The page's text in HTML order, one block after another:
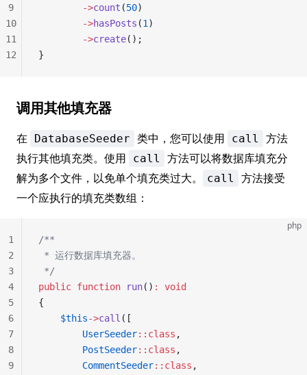
        ->
count (50)
        ->
hasPosts (1 )
        ->
create();
}
9
10
11
12
调用其他填充器
在 DatabaseSeeder 类中，您可以使用 call
方法
执行其他填充类。使用
call
方法可以将数据库填充分
解为多个文件，以免单个填充类过大。
call
方法接受
一个应执行的填充类数组：
php
/**
* 运行数据库填充器。
*/
public function run() :
void
{
    $this
->call ([
        UserSeeder
::class ,
        PostSeeder
::class ,
        CommentSeeder
::class ,
1
2
3
4
5
6
7
8
9